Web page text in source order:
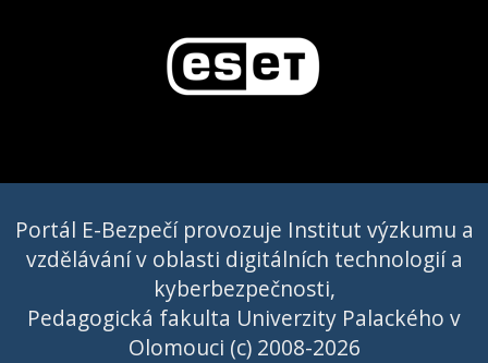
Portál E-Bezpečí provozuje Institut výzkumu a
vzdělávání v oblasti digitálních technologií a
kyberbezpečnosti,
Pedagogická fakulta Univerzity Palackého v
Olomouci (c) 2008-2026